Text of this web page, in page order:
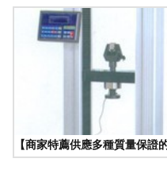
【商家特薦供應多種質量保